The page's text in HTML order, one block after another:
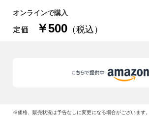
オンラインで購入
定価 ￥500 （税込）
※価格、販売状況は予告なしに変更になる場合がございます。